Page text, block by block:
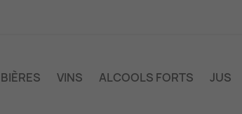
BIÈRES VINS ALCOOLS FORTS JUS